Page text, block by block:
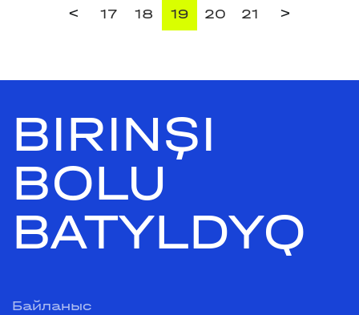
< 17 18 19 20 21 >
BIRINŞI
BOLU
BATYLDYQ
Байланыс